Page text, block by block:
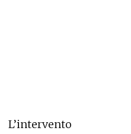
L’intervento